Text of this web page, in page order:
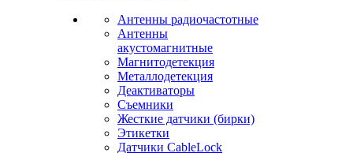
Антенны радиочастотные
Антенны
акустомагнитные
Магнитодетекция
Металлодетекция
Деактиваторы
Съемники
Жесткие датчики (бирки)
Этикетки
Датчики CableLock